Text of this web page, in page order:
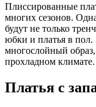
Плиссированные
многих сезонов.
будут не только
юбки и платья в пол.
многослойный
прохладном климате.
Платья с